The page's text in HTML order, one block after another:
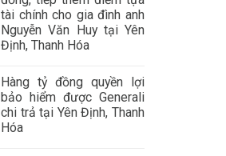
tài chính cho gia đình anh
Nguyễn Văn Huy tại Yên
Định, Thanh Hóa
Hàng tỷ đồng quyền lợi
bảo hiểm được Generali
chi trả tại Yên Định, Thanh
Hóa